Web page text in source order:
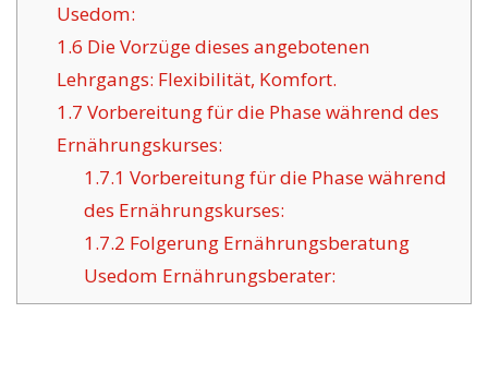
Usedom:
1.6 Die Vorzüge dieses angebotenen
Lehrgangs: Flexibilität, Komfort.
1.7 Vorbereitung für die Phase während des
Ernährungskurses:
1.7.1 Vorbereitung für die Phase während
des Ernährungskurses:
1.7.2 Folgerung Ernährungsberatung
Usedom Ernährungsberater: